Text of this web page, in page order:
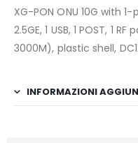
XG-PON ONU 10G with
2.5GE, 1 USB, 1 POST, 1
3000M), plastic shell,
INFORMAZIONI